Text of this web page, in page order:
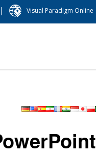
| Visual Paradigm Online